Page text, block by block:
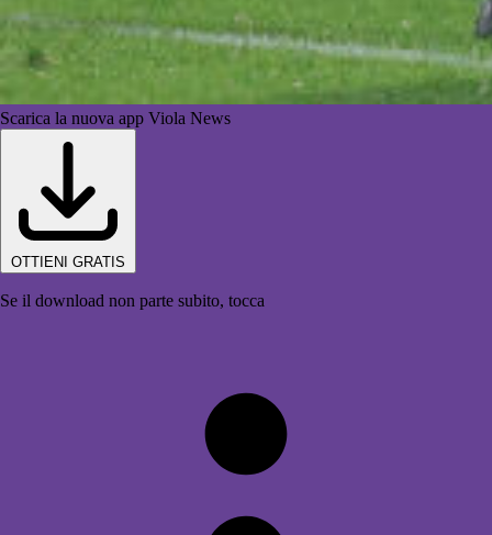
Scarica la nuova app Viola News
OTTIENI GRATIS
Se il download non parte subito, tocca